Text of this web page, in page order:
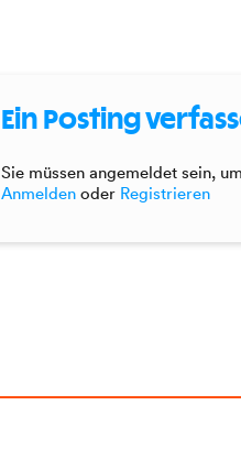
Ein Posting
Sie müssen angemeldet sein,
Anmelden oder Registrieren